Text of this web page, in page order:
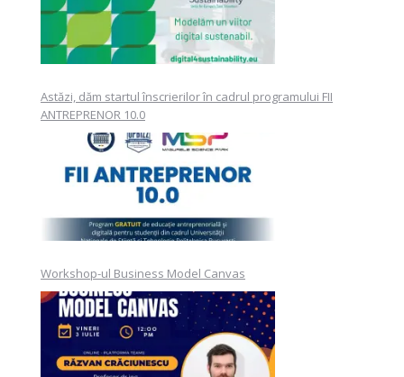
Astăzi, dăm startul înscrierilor în cadrul programului FII
ANTREPRENOR 10.0
Workshop-ul Business Model Canvas